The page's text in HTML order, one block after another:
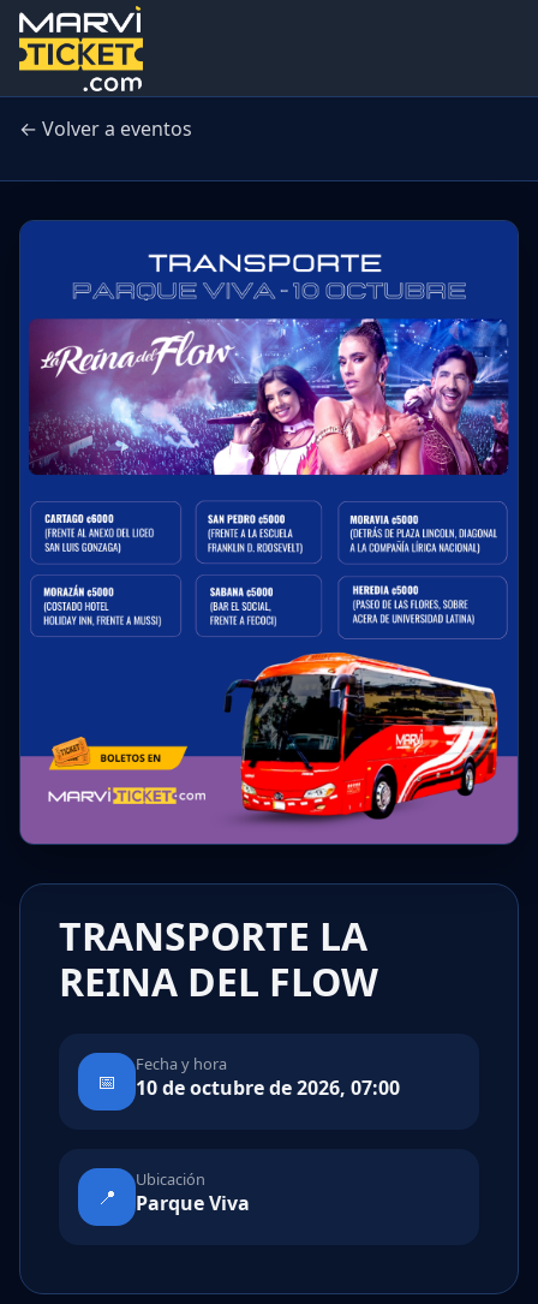
← Volver a eventos
TRANSPORTE LA
REINA DEL FLOW
📅
Fecha y hora
10 de octubre de 2026, 07:00
📍
Ubicación
Parque Viva